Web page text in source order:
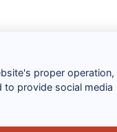
proper operation,
to provide social media